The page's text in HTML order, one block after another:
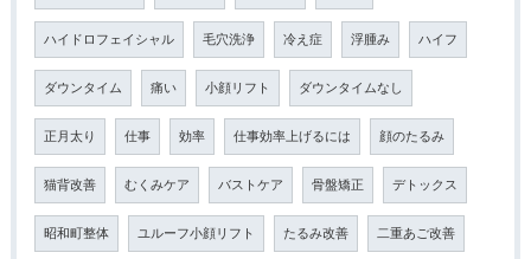
ハイドロフェイシャル 毛穴洗浄 冷え症 浮腫み ハイフ
ダウンタイム 痛い 小顔リフト ダウンタイムなし
正月太り 仕事 効率 仕事効率上げるには 顔のたるみ
猫背改善 むくみケア バストケア 骨盤矯正 デトックス
昭和町整体 ユルーフ小顔リフト たるみ改善 二重あご改善